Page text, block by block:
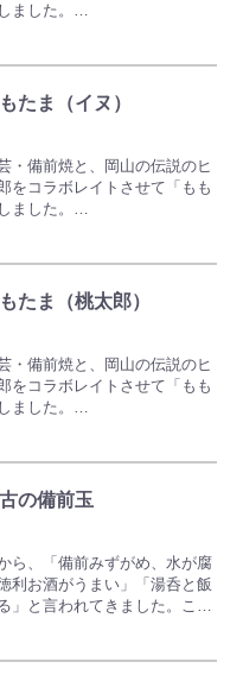
ました。
、温かみのある風合いに誰も
、ご飯を美味しくする「美味
っていただけます。
たま（イヌ）
・備前焼と、岡山の伝説のヒ
をコラボレイトさせて「もも
ました。
、温かみのある風合いに誰も
、ご飯を美味しくする「美味
っていただけます。
たま（桃太郎）
・備前焼と、岡山の伝説のヒ
をコラボレイトさせて「もも
ました。
、温かみのある風合いに誰も
、ご飯を美味しくする「美味
っていただけます。
の備前玉
ら、「備前みずがめ、水が腐
利お酒がうまい」「湯呑と飯
」と言われてきました。この